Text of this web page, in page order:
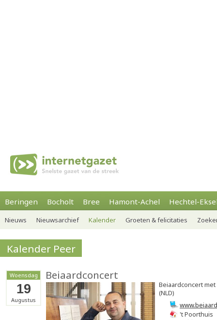
Beringen Bocholt Bree Hamont-Achel Hechtel-
Nieuws Nieuwsarchief Kalender Groeten & felicitaties
Kalender Peer
Woensdag
19
Augustus
Beiaardconcert
Beiaardconcert
(NLD)
't Poorthuis